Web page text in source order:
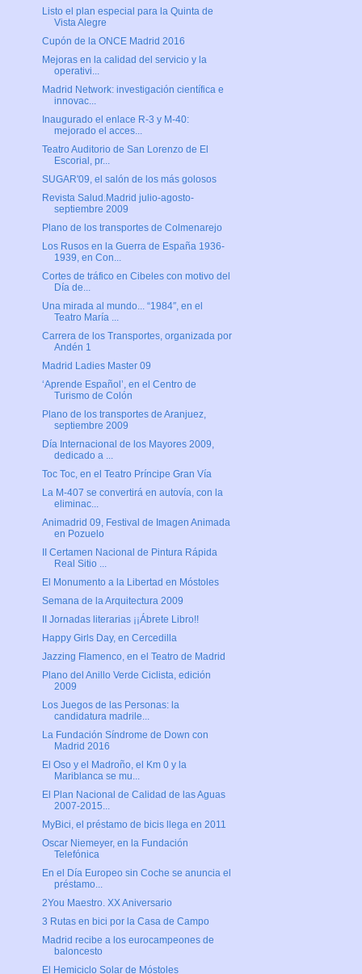
Listo el plan especial para la Quinta de
Vista Alegre
Cupón de la ONCE Madrid 2016
Mejoras en la calidad del servicio y la
operativi...
Madrid Network: investigación científica e
innovac...
Inaugurado el enlace R-3 y M-40:
mejorado el acces...
Teatro Auditorio de San Lorenzo de El
Escorial, pr...
SUGAR'09, el salón de los más golosos
Revista Salud.Madrid julio-agosto-
septiembre 2009
Plano de los transportes de Colmenarejo
Los Rusos en la Guerra de España 1936-
1939, en Con...
Cortes de tráfico en Cibeles con motivo del
Día de...
Una mirada al mundo... “1984″, en el
Teatro María ...
Carrera de los Transportes, organizada por
Andén 1
Madrid Ladies Master 09
‘Aprende Español’, en el Centro de
Turismo de Colón
Plano de los transportes de Aranjuez,
septiembre 2009
Día Internacional de los Mayores 2009,
dedicado a ...
Toc Toc, en el Teatro Príncipe Gran Vía
La M-407 se convertirá en autovía, con la
eliminac...
Animadrid 09, Festival de Imagen Animada
en Pozuelo
II Certamen Nacional de Pintura Rápida
Real Sitio ...
El Monumento a la Libertad en Móstoles
Semana de la Arquitectura 2009
II Jornadas literarias ¡¡Ábrete Libro!!
Happy Girls Day, en Cercedilla
Jazzing Flamenco, en el Teatro de Madrid
Plano del Anillo Verde Ciclista, edición
2009
Los Juegos de las Personas: la
candidatura madrile...
La Fundación Síndrome de Down con
Madrid 2016
El Oso y el Madroño, el Km 0 y la
Mariblanca se mu...
El Plan Nacional de Calidad de las Aguas
2007-2015...
MyBici, el préstamo de bicis llega en 2011
Oscar Niemeyer, en la Fundación
Telefónica
En el Día Europeo sin Coche se anuncia el
préstamo...
2You Maestro. XX Aniversario
3 Rutas en bici por la Casa de Campo
Madrid recibe a los eurocampeones de
baloncesto
El Hemiciclo Solar de Móstoles